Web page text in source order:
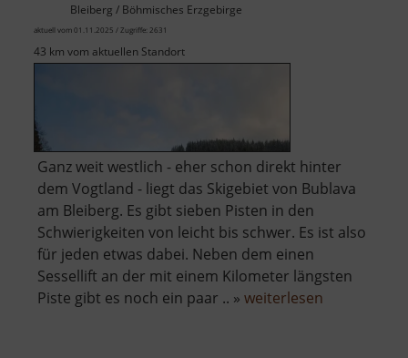
Bleiberg / Böhmisches Erzgebirge
aktuell vom 01.11.2025 / Zugriffe: 2631
43 km vom aktuellen Standort
Ganz weit westlich - eher schon direkt hinter
dem Vogtland - liegt das Skigebiet von Bublava
am Bleiberg. Es gibt sieben Pisten in den
Schwierigkeiten von leicht bis schwer. Es ist also
für jeden etwas dabei. Neben dem einen
Sessellift an der mit einem Kilometer längsten
Piste gibt es noch ein paar .. » weiterlesen